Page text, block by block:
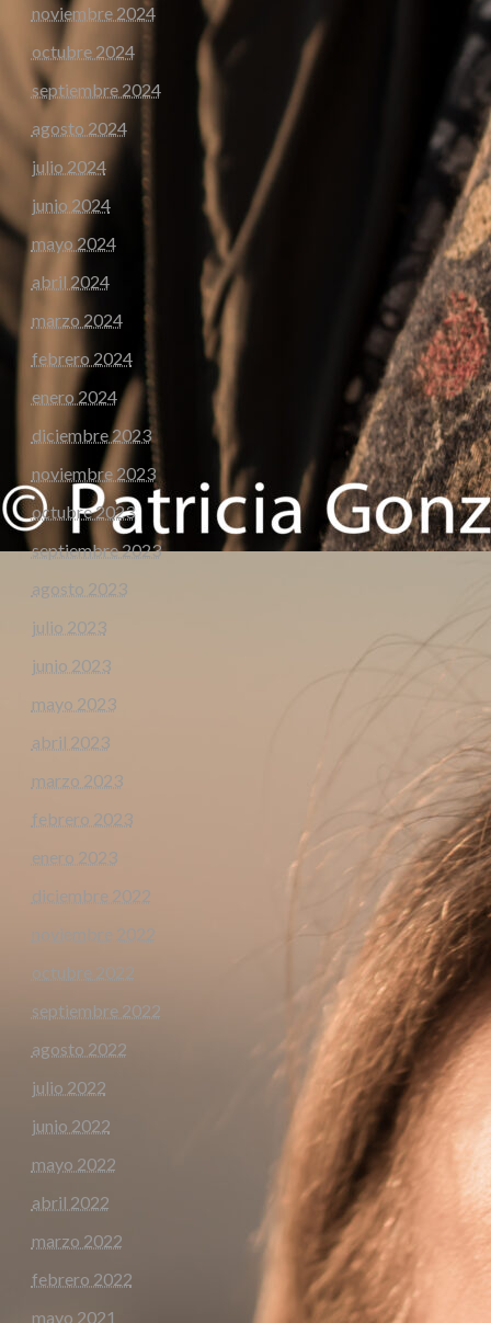
noviembre 2024
octubre 2024
septiembre 2024
agosto 2024
julio 2024
junio 2024
mayo 2024
abril 2024
marzo 2024
febrero 2024
enero 2024
diciembre 2023
noviembre 2023
octubre 2023
septiembre 2023
agosto 2023
julio 2023
junio 2023
mayo 2023
abril 2023
marzo 2023
febrero 2023
enero 2023
diciembre 2022
noviembre 2022
octubre 2022
septiembre 2022
agosto 2022
julio 2022
junio 2022
mayo 2022
abril 2022
marzo 2022
febrero 2022
mayo 2021